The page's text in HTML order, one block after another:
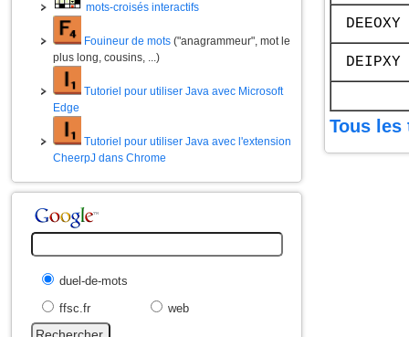
mots-croisés interactifs
Fouineur de mots ("anagrammeur", mot le
plus long, cousins, ...)
Tutoriel pour utiliser Java avec Microsoft
Edge
Tutoriel pour utiliser Java avec l'extension
CheerpJ dans Chrome
duel-de-mots
ffsc.fr
web
DEEOXY
DEIPXY
Tous les